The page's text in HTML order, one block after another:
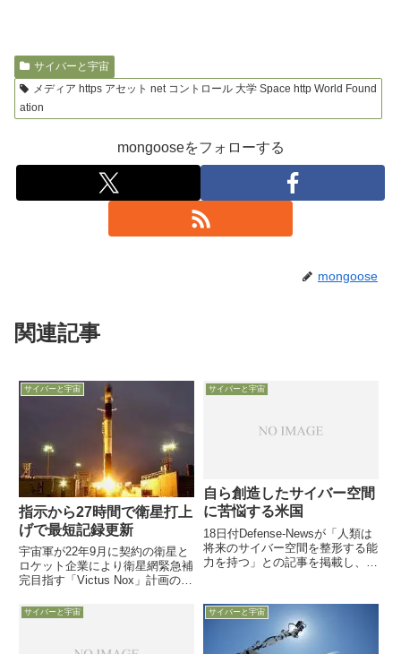
サイバーと宇宙
メディア https アセット net コントロール 大学 Space http World Found
ation
mongooseをフォローする
mongoose
関連記事
サイバーと宇宙
指示から27時間で衛星打上
げで最短記録更新
宇宙軍が22年9月に契約の衛星と
ロケット企業により衛星網緊急補
完目指す「Victus Nox」計画の試
画は24時間を地上センター含め9
サイバーと宇宙
自ら創造したサイバー空間
に苦悩する米国
18日付Defense-Newsが「人類は
将来のサイバー空間を整形する能
力を持つ」との記事を掲載し、記
現在はその手を離れたインターネ
ット世界が、民間商業活動で安全
性を確保できないま...
サイバーと宇宙 サイバーと宇宙